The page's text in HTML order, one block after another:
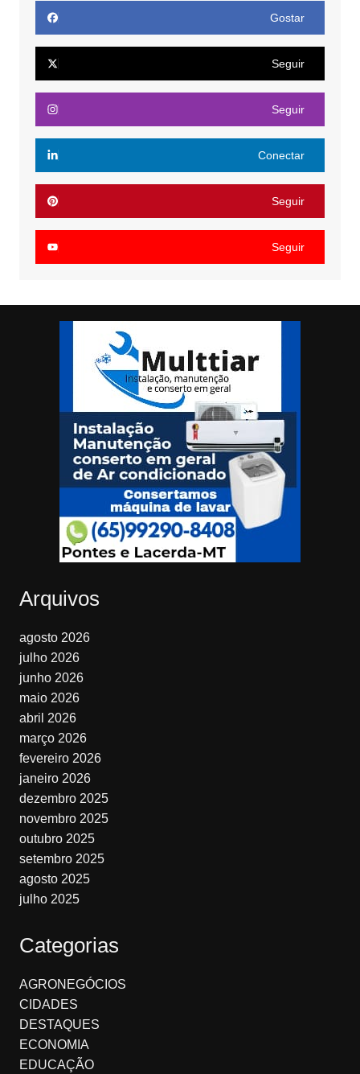
Gostar
Seguir
Seguir
Conectar
Seguir
Seguir
Arquivos
agosto 2026
julho 2026
junho 2026
maio 2026
abril 2026
março 2026
fevereiro 2026
janeiro 2026
dezembro 2025
novembro 2025
outubro 2025
setembro 2025
agosto 2025
julho 2025
Categorias
AGRONEGÓCIOS
CIDADES
DESTAQUES
ECONOMIA
EDUCAÇÃO